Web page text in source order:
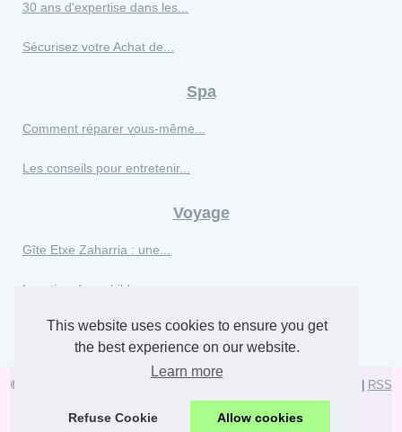
This website uses cookies to ensure you get
the best experience on our website.
Learn more
Refuse Cookie Allow cookies
30 ans d'expertise dans les...
Sécurisez votre Achat de...
Spa
Comment réparer vous-même...
Les conseils pour entretenir...
Voyage
Gîte Etxe Zaharria : une...
Location de mobil-homes en...
La passionnante aventure...
© 2026
RSS
||
Powered by
vBulletin®Version 5.7.0